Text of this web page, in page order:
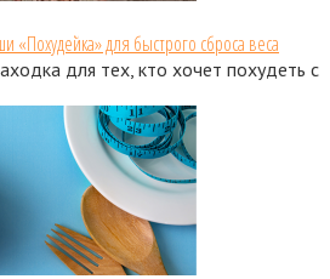
«Похудейка» для быстрого сброса веса
для тех, кто хочет похудеть с